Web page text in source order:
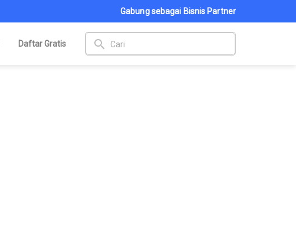
Gabung sebagai Bisnis Partner
Daftar Gratis search